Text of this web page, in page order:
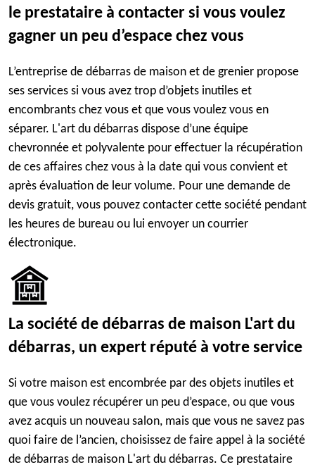
le prestataire à contacter si vous voulez
gagner un peu d’espace chez vous
L’entreprise de débarras de maison et de grenier propose
ses services si vous avez trop d’objets inutiles et
encombrants chez vous et que vous voulez vous en
séparer. L'art du débarras dispose d’une équipe
chevronnée et polyvalente pour effectuer la récupération
de ces affaires chez vous à la date qui vous convient et
après évaluation de leur volume. Pour une demande de
devis gratuit, vous pouvez contacter cette société pendant
les heures de bureau ou lui envoyer un courrier
électronique.
La société de débarras de maison L'art du
débarras, un expert réputé à votre service
Si votre maison est encombrée par des objets inutiles et
que vous voulez récupérer un peu d’espace, ou que vous
avez acquis un nouveau salon, mais que vous ne savez pas
quoi faire de l’ancien, choisissez de faire appel à la société
de débarras de maison L'art du débarras. Ce prestataire